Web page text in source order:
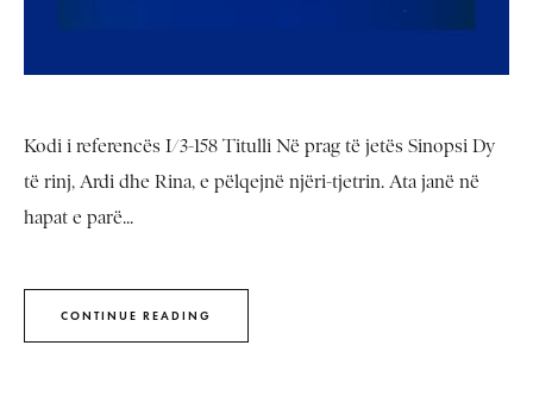
Kodi i referencës I/3-158 Titulli Në prag të jetës Sinopsi Dy
të rinj, Ardi dhe Rina, e pëlqejnë njëri-tjetrin. Ata janë në
hapat e parë...
CONTINUE READING